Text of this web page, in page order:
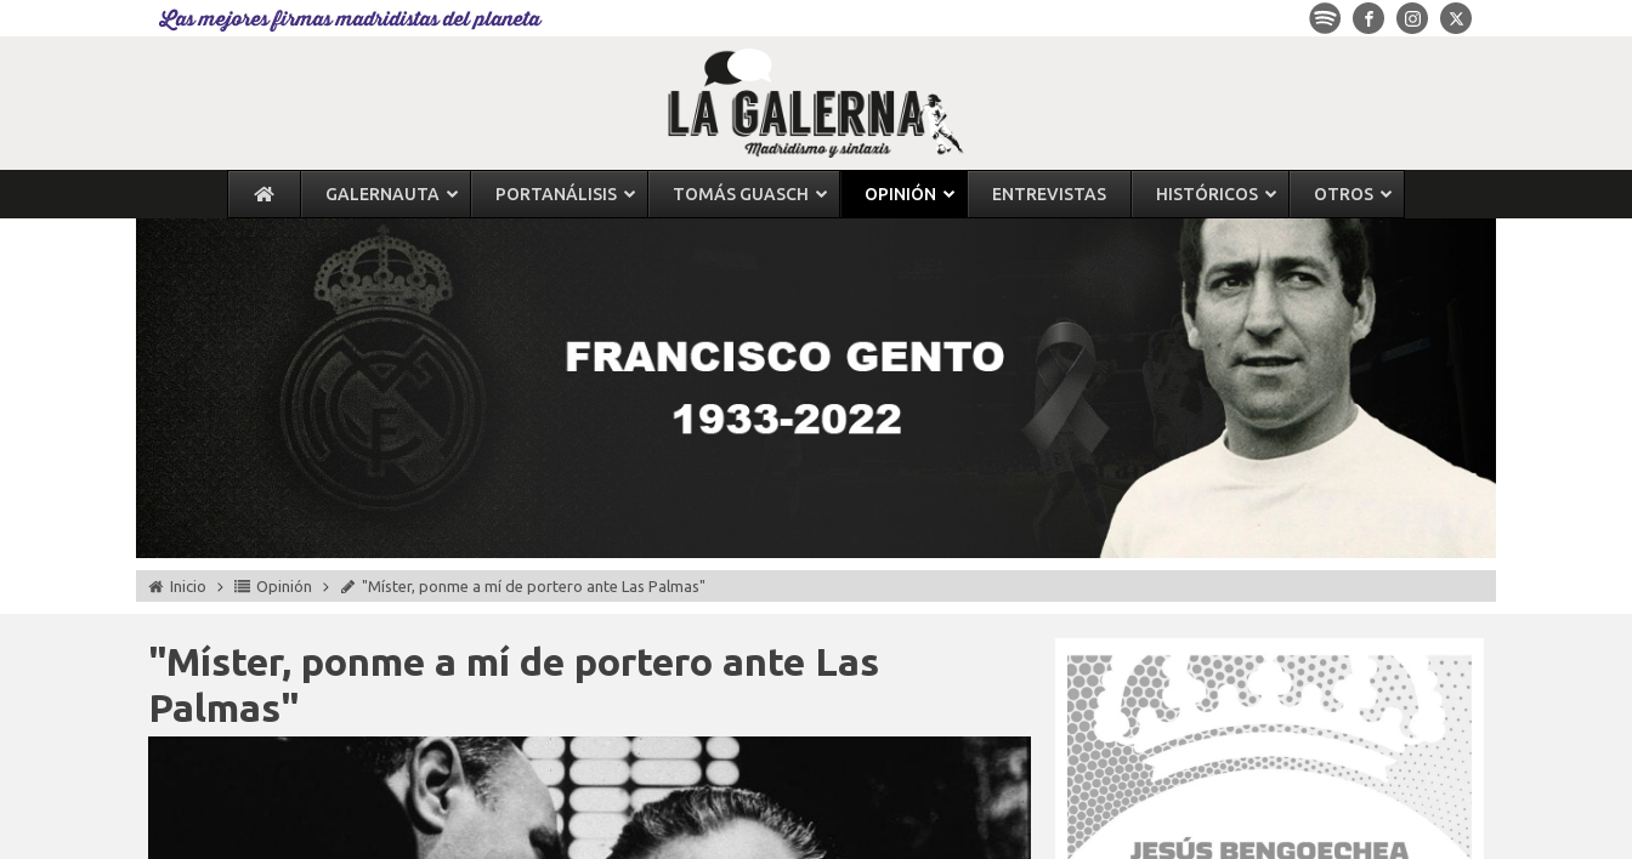
Las mejores firmas madridistas del planeta
GALERNAUTA PORTANÁLISIS TOMÁS GUASCH OPINIÓN ENTREVISTAS HISTÓRICOS OTROS
Inicio Opinión "Míster, ponme a mí de portero ante Las Palmas"
"Míster, ponme a mí de portero ante Las
Palmas"